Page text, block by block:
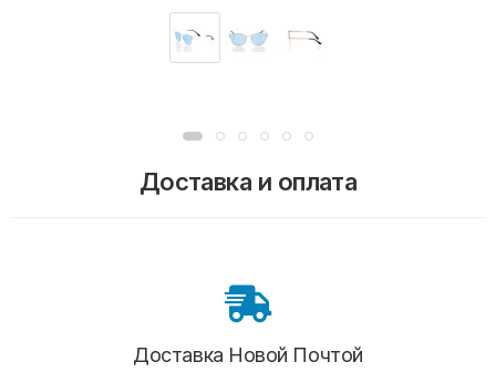
Доставка и оплата
Доставка Новой Почтой